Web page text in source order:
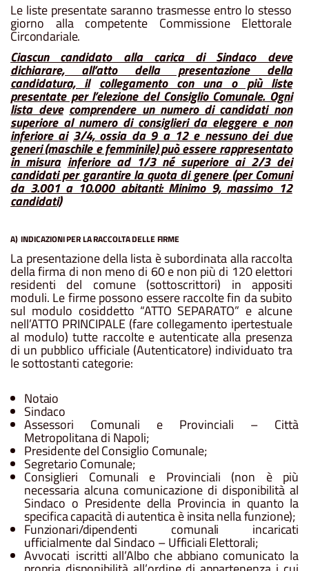
Le liste presentate saranno trasmesse entro lo stesso
giorno alla competente Commissione Elettorale
Circondariale.
Ciascun candidato alla carica di Sindaco deve
dichiarare, all’atto della presentazione della
candidatura, il collegamento con una o più liste
presentate per l’elezione del Consiglio Comunale. Ogni
lista deve comprendere un numero di candidati non
superiore al numero di consiglieri da eleggere e non
inferiore ai 3/4, ossia da 9 a 12 e nessuno dei due
generi (maschile e femminile) può essere rappresentato
in misura inferiore ad 1/3 né superiore ai 2/3 dei
candidati per garantire la quota di genere (per Comuni
da 3.001 a 10.000 abitanti: Minimo 9, massimo 12
candidati)
A) INDICAZIONIPERLARACCOLTADELLEFIRME
La presentazione dellalista èsubordinataalla raccolta
dellafirma di non meno di 60 enon più di 120elettori
residenti del comune (sottoscrittori) in appositi
moduli. Le firme possono essere raccolte fin da subito
sul modulo cosiddetto “ATTO SEPARATO” e alcune
nell’ATTO PRINCIPALE (fare collegamento ipertestuale
al modulo) tutte raccolte e autenticate alla presenza
di un pubblico ufficiale (Autenticatore) individuato tra
le sottostanti categorie:
Notaio
Sindaco
Assessori Comunali e Provinciali – Città
Metropolitana di Napoli;
PresidentedelConsiglio Comunale;
SegretarioComunale;
Consiglieri Comunali e Provinciali (non è più
necessaria alcuna comunicazione di disponibilità al
Sindaco o Presidente della Provincia in quanto la
specificacapacitàdiautenticaèinsitanellafunzione);
Funzionari/dipendenti comunali incaricati
ufficialmente dal Sindaco – Ufficiali Elettorali;
Avvocati iscritti all’Albo che abbiano comunicato la